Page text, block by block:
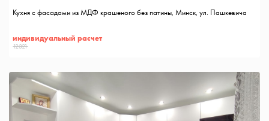
Кухня с фасадами из МДФ крашеного без патины, Минск, ул. Пашкевича
индивидуальный расчет
12321